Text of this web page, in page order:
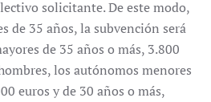
solicitante. De este modo,
de 35 años, la subvención será
de 35 años o más, 3.800
los autónomos menores
euros y de 30 años o más,